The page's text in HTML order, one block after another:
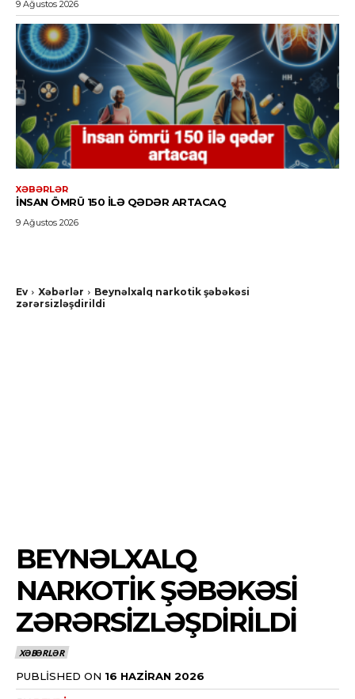
9 Ağustos 2026
XƏBƏRLƏR
İNSAN ÖMRÜ 150 ILƏ QƏDƏR ARTACAQ
9 Ağustos 2026